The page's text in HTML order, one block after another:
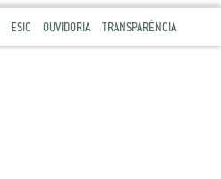
ESIC OUVIDORIA TRANSPARÊNCIA